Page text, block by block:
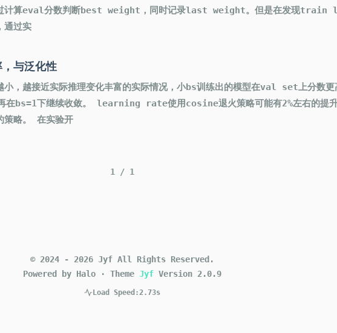
计算eval分数判断best weight，同时记录last weight。但是在发现train
通过实
与泛化性
，越接近实际推理变化丰富的实际情况，小bs训练出的模型在val set上分数更
在bs=1下继续收敛。 learning rate使用cosine退火策略可能有2%左右的提升
策略。 在实验开
1 / 1
© 2024 - 2026 Jyf All Rights Reserved.
Powered by Halo
· Theme Jyf Version 2.0.9
Load Speed:2.73s